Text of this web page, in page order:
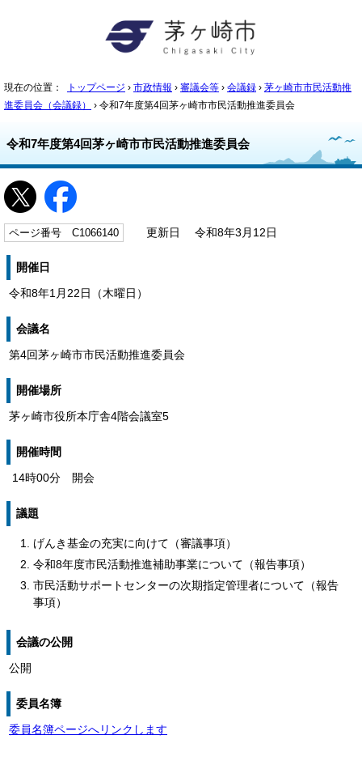
現在の位置： トップページ › 市政情報 › 審議会等 › 会議録 › 茅ヶ崎市市民活動推
進委員会（会議録）
› 令和7年度第4回茅ヶ崎市市民活動推進委員会
令和7年度第4回茅ヶ崎市市民活動推進委員会
ページ番号 C1066140 更新日 令和8年3月12日
開催日
令和8年1月22日（木曜日）
会議名
第4回茅ヶ崎市市民活動推進委員会
開催場所
茅ヶ崎市役所本庁舎4階会議室5
開催時間
14時00分 開会
議題
げんき基金の充実に向けて（審議事項）
令和8年度市民活動推進補助事業について（報告事項）
市民活動サポートセンターの次期指定管理者について（報告
事項）
会議の公開
公開
委員名簿
委員名簿ページへリンクします